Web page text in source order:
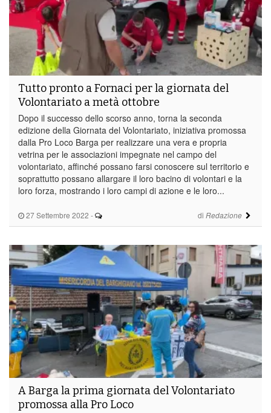
27 Settembre 2022 - di Redazione
Tutto pronto a Fornaci per la giornata del
Volontariato a metà ottobre
Dopo il successo dello scorso anno, torna la seconda
edizione della Giornata del Volontariato, iniziativa promossa
dalla Pro Loco Barga per realizzare una vera e propria
vetrina per le associazioni impegnate nel campo del
volontariato, affinché possano farsi conoscere sul territorio e
soprattutto possano allargare il loro bacino di volontari e la
loro forza, mostrando i loro campi di azione e le loro...
A Barga la prima giornata del Volontariato
promossa alla Pro Loco